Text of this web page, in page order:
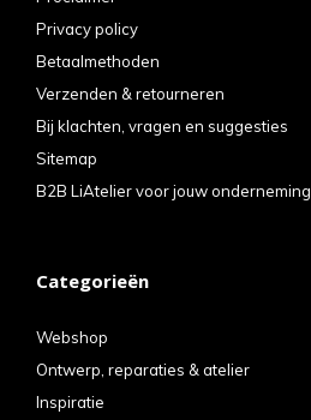
Privacy policy
Betaalmethoden
Verzenden & retourneren
Bij klachten, vragen en suggesties
Sitemap
B2B LiAtelier voor jouw onderneming
Categorieën
Webshop
Ontwerp, reparaties & atelier
Inspiratie